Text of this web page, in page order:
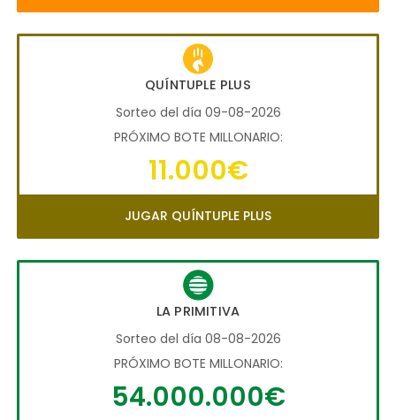
QUÍNTUPLE PLUS
Sorteo del día 09-08-2026
PRÓXIMO BOTE MILLONARIO:
11.000€
JUGAR QUÍNTUPLE PLUS
LA PRIMITIVA
Sorteo del día 08-08-2026
PRÓXIMO BOTE MILLONARIO:
54.000.000€